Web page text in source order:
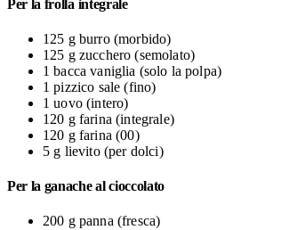
Per la frolla integrale
125 g burro (morbido)
125 g zucchero (semolato)
1 baccavaniglia (solo la polpa)
1 pizzico sale (fino)
1uovo (intero)
120 g farina (integrale)
120 g farina (00)
5 g lievito (per dolci)
Per la ganache al cioccolato
200 g panna (fresca)